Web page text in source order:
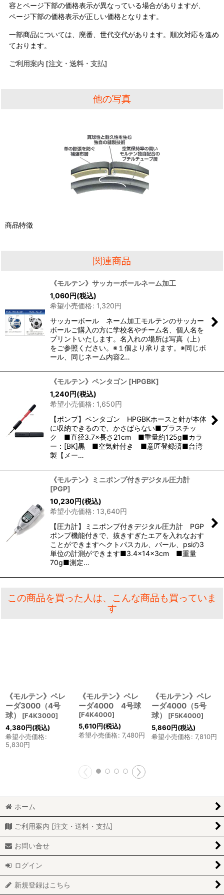
容とページ下部の価格表示が異なっている場合がありますが、
ページ下部の価格表示が正しい価格となります。
一部商品については、廃番、世代交代があります。順次対応を進め
ております。
ご利用案内 [注文・送料・支払]
他の写真
商品特徴
関連商品
《モルテン》サッカーボールネーム加工
1,060円(税込)
希望小売価格: 1,320円
サッカーボール ネーム加工モルテンのサッカー
ボールご購入の方に学校名やチーム名、個人名を
プリントいたします。名入れの場所は写真（上）
をご参照ください。※１個より承ります。※同じボ
ール、同じネーム内容2…
《モルテン》ペンタゴン [HPGBK]
1,240円(税込)
希望小売価格: 1,650円
【ポンプ】ペンタゴン HPGBKホースと針が本体
に収納できるので、かさばらない■プラスチッ
ク ■直径3.7×長さ21cm ■重量約125g■カラ
ー：[BK]黒 ■空気針付き ■意匠登録済■台湾
製【メー…
《モルテン》ミニポンプ付きデジタル圧力計
[PGP]
10,230円(税込)
希望小売価格: 13,640円
【圧力計】ミニポンプ付きデジタル圧力計 PGP
ポンプ機能付きで、抜きすぎたエアを入れなおす
ことができますヘクトパスカル、バール、psiの3
単位の計測ができます■3.4×14×3cm ■重量
70g■測定…
この商品を買った人は、こんな商品も買っていま
す
《モルテン》ペレ
ーダ3000（4号
球）
[F4K3000]
4,380円(税込)
希望小売価格:
5,830円
《モルテン》ペレ
ーダ4000 4号球
[F4K4000]
5,610円(税込)
希望小売価格: 7,480円
《モルテン》ペレ
ーダ4000（5号
球）
[F5K4000]
5,860円(税込)
希望小売価格: 7,810円
ホーム
ご利用案内 [注文・送料・支払]
お問い合せ
ログイン
新規登録はこちら